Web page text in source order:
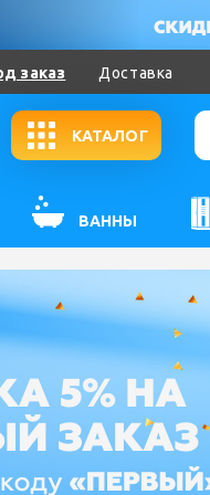
заказ Доставка
КАТАЛОГ
ВАННЫ